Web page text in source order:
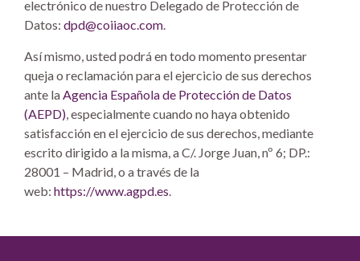
electrónico de nuestro Delegado de Protección de
Datos: dpd@coiiaoc.com.
Así mismo, usted podrá en todo momento presentar
queja o reclamación para el ejercicio de sus derechos
ante la Agencia Española de Protección de Datos
(AEPD) , especialmente cuando no haya obtenido
satisfacción en el ejercicio de sus derechos, mediante
escrito dirigido a la misma, a C/. Jorge Juan, nº 6; DP.:
28001 – Madrid, o a través de la
web: https://www.agpd.es